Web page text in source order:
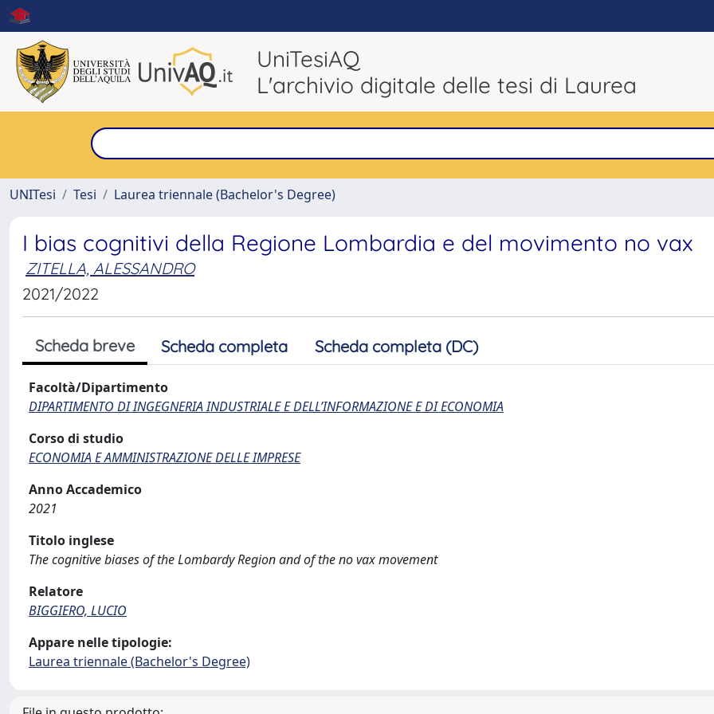
UniTesiAQ
L'archivio digitale delle tesi di Laurea
UNITesi
Tesi Laurea triennale (Bachelor's Degree)
I bias cognitivi della Regione Lombardia e del movimento no vax
ZITELLA, ALESSANDRO
2021/2022
Scheda breve Scheda completa Scheda completa (DC)
Facoltà/Dipartimento
DIPARTIMENTO DI INGEGNERIA INDUSTRIALE E DELL’INFORMAZIONE E DI ECONOMIA
Corso di studio
ECONOMIA E AMMINISTRAZIONE DELLE IMPRESE
Anno Accademico
2021
Titolo inglese
The cognitive biases of the Lombardy Region and of the no vax movement
Relatore
BIGGIERO, LUCIO
Appare nelle tipologie:
Laurea triennale (Bachelor's Degree)